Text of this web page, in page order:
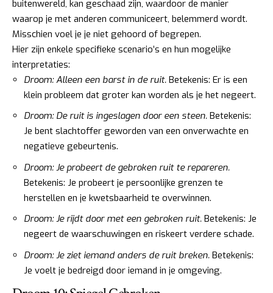
buitenwereld, kan geschaad zijn, waardoor de manier
waarop je met anderen communiceert, belemmerd wordt.
Misschien voel je je niet gehoord of begrepen.
Hier zijn enkele specifieke scenario’s en hun mogelijke
interpretaties:
Droom: Alleen een barst in de ruit. Betekenis: Er is een
klein probleem dat groter kan worden als je het negeert.
Droom: De ruit is ingeslagen door een steen. Betekenis:
Je bent slachtoffer geworden van een onverwachte en
negatieve gebeurtenis.
Droom: Je probeert de gebroken ruit te repareren.
Betekenis: Je probeert je persoonlijke grenzen te
herstellen en je kwetsbaarheid te overwinnen.
Droom: Je rijdt door met een gebroken ruit. Betekenis: Je
negeert de waarschuwingen en riskeert verdere schade.
Droom: Je ziet iemand anders de ruit breken. Betekenis:
Je voelt je bedreigd door iemand in je omgeving.